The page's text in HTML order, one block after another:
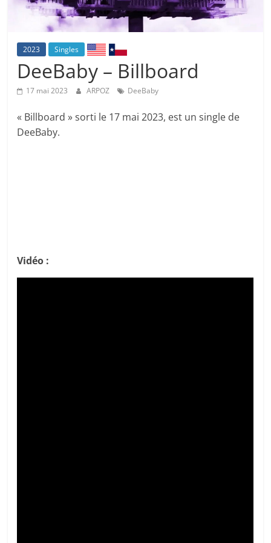
2023 Singles
DeeBaby – Billboard
17 mai 2023 ARPOZ DeeBaby
« Billboard » sorti le 17 mai 2023, est un single de
DeeBaby.
Vidéo :